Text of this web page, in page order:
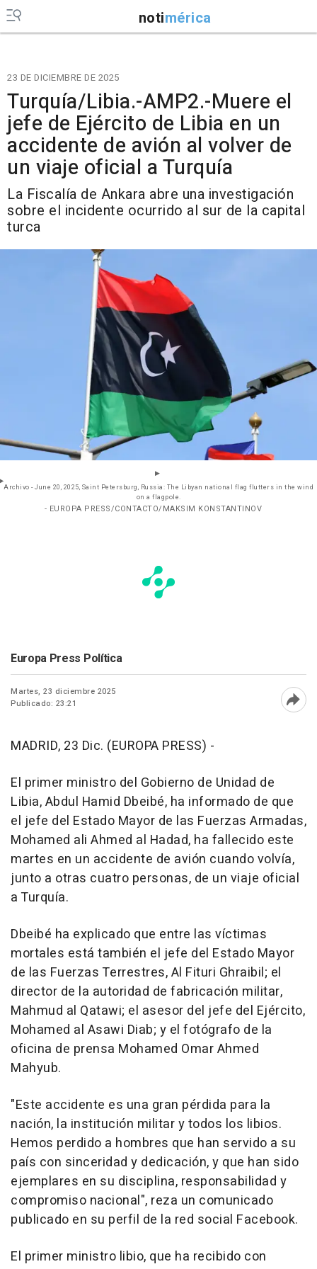
notimérica
23 DE DICIEMBRE DE 2025
Turquía/Libia.-AMP2.-Muere el
jefe de Ejército de Libia en un
accidente de avión al volver de
un viaje oficial a Turquía
La Fiscalía de Ankara abre una investigación
sobre el incidente ocurrido al sur de la capital
turca
Archivo - June 20, 2025, Saint Petersburg, Russia: The Libyan national flag flutters in the wind
on a flagpole.
- EUROPA PRESS/CONTACTO/MAKSIM KONSTANTINOV
Europa Press Política
Martes, 23 diciembre 2025
Publicado: 23:21
MADRID, 23 Dic. (EUROPA PRESS) -
El primer ministro del Gobierno de Unidad de
Libia, Abdul Hamid Dbeibé, ha informado de que
el jefe del Estado Mayor de las Fuerzas Armadas,
Mohamed ali Ahmed al Hadad, ha fallecido este
martes en un accidente de avión cuando volvía,
junto a otras cuatro personas, de un viaje oficial
a Turquía.
Dbeibé ha explicado que entre las víctimas
mortales está también el jefe del Estado Mayor
de las Fuerzas Terrestres, Al Fituri Ghraibil; el
director de la autoridad de fabricación militar,
Mahmud al Qatawi; el asesor del jefe del Ejército,
Mohamed al Asawi Diab; y el fotógrafo de la
oficina de prensa Mohamed Omar Ahmed
Mahyub.
"Este accidente es una gran pérdida para la
nación, la institución militar y todos los libios.
Hemos perdido a hombres que han servido a su
país con sinceridad y dedicación, y que han sido
ejemplares en su disciplina, responsabilidad y
compromiso nacional", reza un comunicado
publicado en su perfil de la red social Facebook.
El primer ministro libio, que ha recibido con